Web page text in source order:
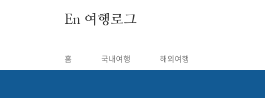
En 여행로그
홈 국내여행 해외여행